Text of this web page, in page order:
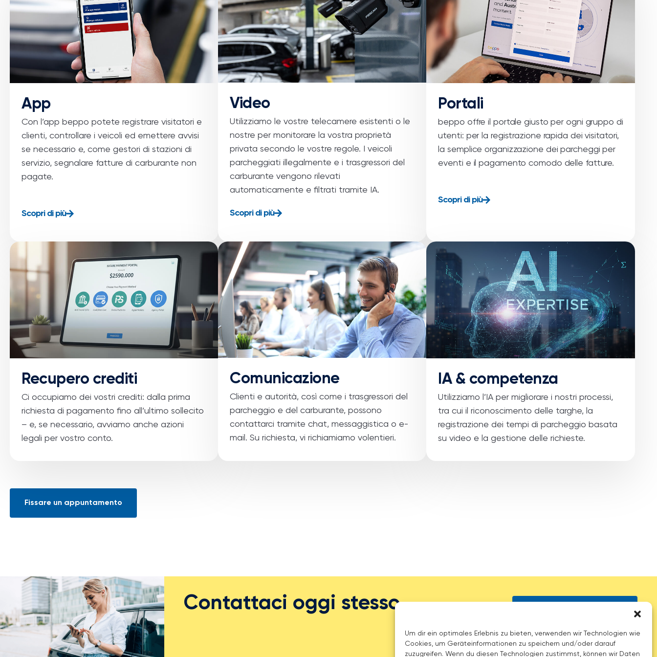
Um dir ein optimales Erlebnis zu bieten, verwenden wir Technologien wie
Cookies, um Geräteinformationen zu speichern und/oder darauf
zuzugreifen. Wenn du diesen Technologien zustimmst, können wir Daten
App
Con l’app beppo potete registrare visitatori e
clienti, controllare i veicoli ed emettere avvisi
se necessario e, come gestori di stazioni di
servizio, segnalare fatture di carburante non
pagate.
Scopri di più
Video
Utilizziamo le vostre telecamere esistenti o le
nostre per monitorare la vostra proprietà
privata secondo le vostre regole. I veicoli
parcheggiati illegalmente e i trasgressori del
carburante vengono rilevati
automaticamente e filtrati tramite IA.
Scopri di più
Portali
beppo offre il portale giusto per ogni gruppo di
utenti: per la registrazione rapida dei visitatori,
la semplice organizzazione dei parcheggi per
eventi e il pagamento comodo delle fatture.
Scopri di più
Recupero crediti
Ci occupiamo dei vostri crediti: dalla prima
richiesta di pagamento fino all’ultimo sollecito
– e, se necessario, avviamo anche azioni
legali per vostro conto.
Comunicazione
Clienti e autorità, così come i trasgressori del
parcheggio e del carburante, possono
contattarci tramite chat, messaggistica o e-
mail. Su richiesta, vi richiamiamo volentieri.
IA & competenza
Utilizziamo l’IA per migliorare i nostri processi,
tra cui il riconoscimento delle targhe, la
registrazione dei tempi di parcheggio basata
su video e la gestione delle richieste.
Fissare un appuntamento
Contattaci oggi stesso.